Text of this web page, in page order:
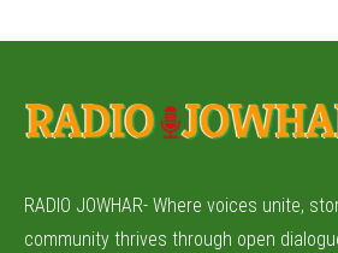
RADIO JOWHAR- Where voices unite,
community thrives through open